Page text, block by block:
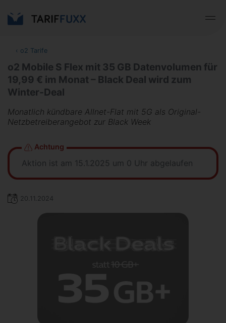
‹ o2 Tarife
o2 Mobile S Flex mit 35 GB Datenvolumen für
19,99 € im Monat – Black Deal wird zum
Winter-Deal
Monatlich kündbare Allnet-Flat mit 5G als Original-
Netzbetreiberangebot zur Black Week
Achtung
Aktion ist am 15.1.2025 um 0 Uhr abgelaufen
20.11.2024